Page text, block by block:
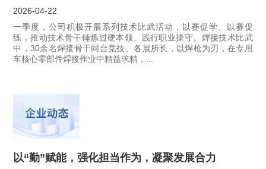
2026-04-22
一季度，公司积极开展系列技术比武活动，以赛促学、以赛促
练，推动技术骨干锤炼过硬本领、践行职业操守。焊接技术比武
中，30余名焊接骨干同台竞技、各展所长，以焊枪为刃，在专用
车核心零部件焊接作业中精益求精，...
以“勤”赋能，强化担当作为，凝聚发展合力